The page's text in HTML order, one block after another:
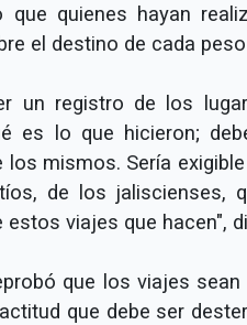
que quienes hayan
el destino de cada
un registro de los
es lo que hicieron;
los mismos. Sería
de los jaliscienses,
estos viajes que hacen",
que los viajes
que debe ser